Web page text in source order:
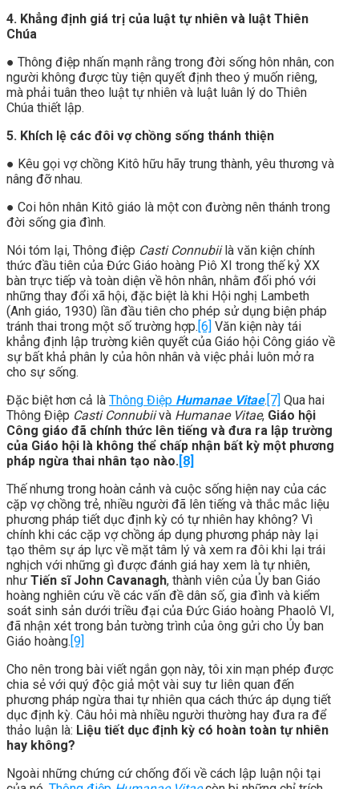
4. Khẳng định giá trị của luật tự nhiên và luật Thiên
Chúa
● Thông điệp nhấn mạnh rằng trong đời sống hôn nhân, con
người không được tùy tiện quyết định theo ý muốn riêng,
mà phải tuân theo luật tự nhiên và luật luân lý do Thiên
Chúa thiết lập.
5. Khích lệ các đôi vợ chồng sống thánh thiện
● Kêu gọi vợ chồng Kitô hữu hãy trung thành, yêu thương và
nâng đỡ nhau.
● Coi hôn nhân Kitô giáo là một con đường nên thánh trong
đời sống gia đình.
Nói tóm lại, Thông điệp Casti Connubiilà văn kiện chính
thức đầu tiên của Đức Giáo hoàng Piô XI trong thế kỷ XX
bàn trực tiếp và toàn diện về hôn nhân, nhằm đối phó với
những thay đổi xã hội, đặc biệt là khi Hội nghị Lambeth
(Anh giáo, 1930) lần đầu tiên cho phép sử dụng biện pháp
tránh thai trong một số trường hợp. [6] Văn kiện này tái
khẳng định lập trường kiên quyết của Giáo hội Công giáo về
sự bất khả phân ly của hôn nhân và việc phải luôn mở ra
cho sự sống.
Đặc biệt hơn cả là Thông Điệp Humanae Vitae. [7] Qua hai
Thông Điệp Casti Connubiivà Humanae Vitae, Giáo hội
Công giáo đã chính thức lên tiếng và đưa ra lập trường
của Giáo hội là không thể chấp nhận bất kỳ một phương
pháp ngừa thai nhân tạo nào. [8]
Thế nhưng trong hoàn cảnh và cuộc sống hiện nay của các
cặp vợ chồng trẻ, nhiều người đã lên tiếng và thắc mắc liệu
phương pháp tiết dục định kỳ có tự nhiên hay không? Vì
chính khi các cặp vợ chồng áp dụng phương pháp này lại
tạo thêm sự áp lực về mặt tâm lý và xem ra đôi khi lại trái
nghịch với những gì được đánh giá hay xem là tự nhiên,
như Tiến sĩ John Cavanagh, thành viên của Ủy ban Giáo
hoàng nghiên cứu về các vấn đề dân số, gia đình và kiểm
soát sinh sản dưới triều đại của Đức Giáo hoàng Phaolô VI,
đã nhận xét trong bản tường trình của ông gửi cho Ủy ban
Giáo hoàng. [9]
Cho nên trong bài viết ngắn gọn này, tôi xin mạn phép được
chia sẻ với quý độc giả một vài suy tư liên quan đến
phương pháp ngừa thai tự nhiên qua cách thức áp dụng tiết
dục định kỳ. Câu hỏi mà nhiều người thường hay đưa ra để
thảo luận là: Liệu tiết dục định kỳ có hoàn toàn tự nhiên
hay không?
Ngoài những chứng cứ chống đối về cách lập luận nội tại